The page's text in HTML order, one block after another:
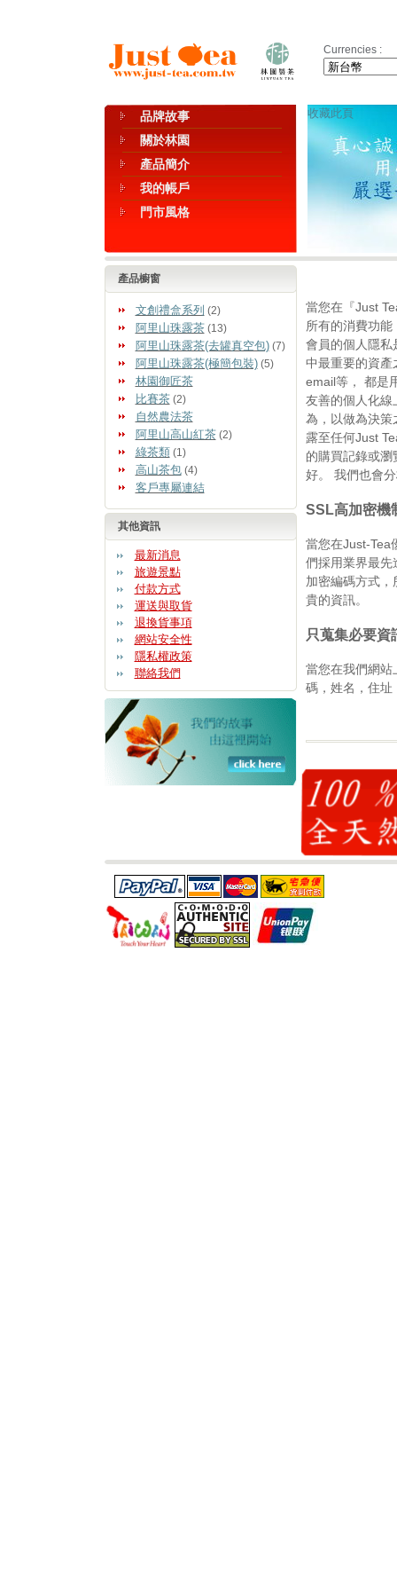
Currencies :
品牌故事
關於林園
產品簡介
我的帳戶
門市風格
收藏此頁
產品櫥窗
文創禮盒系列 (2)
阿里山珠露茶(13)
阿里山珠露茶(去罐真空包)(7)
阿里山珠露茶(極簡包裝)(5)
林園御匠茶
比賽茶(2)
自然農法茶
阿里山高山紅茶(2)
綠茶類 (1)
高山茶包(4)
客戶專屬連結
其他資訊
最新消息
旅遊景點
付款方式
運送與取貨
退換貨事項
網站安全性
隱私權政策
聯絡我們
當您在『Just
所有的消費功
會員的個人隱私
中最重要的資產
email等， 都是
友善的個人化線
為，以做為決策
露至任何Just
的購買記錄或
好。 我們也會
SSL高加密機
當您在Just-Tea
們採用業界最先
加密編碼方式
貴的資訊。
只蒐集必要資
當您在我們網站
碼，姓名，住址